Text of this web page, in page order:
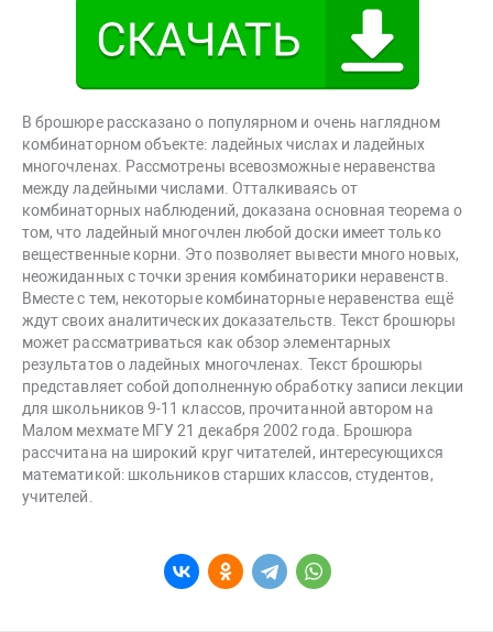
В брошюре рассказано о популярном и очень наглядном
комбинаторном объекте: ладейных числах и ладейных
многочленах. Рассмотрены всевозможные неравенства
между ладейными числами. Отталкиваясь от
комбинаторных наблюдений, доказана основная теорема о
том, что ладейный многочлен любой доски имеет только
вещественные корни. Это позволяет вывести много новых,
неожиданных с точки зрения комбинаторики неравенств.
Вместе с тем, некоторые комбинаторные неравенства ещё
ждут своих аналитических доказательств. Текст брошюры
может рассматриваться как обзор элементарных
результатов о ладейных многочленах. Текст брошюры
представляет собой дополненную обработку записи лекции
для школьников 9-11 классов, прочитанной автором на
Малом мехмате МГУ 21 декабря 2002 года. Брошюра
рассчитана на широкий круг читателей, интересующихся
математикой: школьников старших классов, студентов,
учителей.